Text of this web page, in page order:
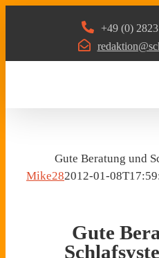
+49 (0)
Gute Beratung und
Mike282012-01-
Gute